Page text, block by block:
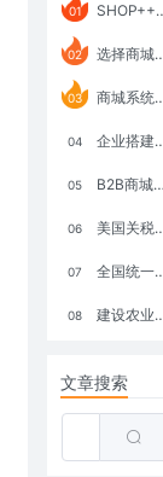
01 SHOP++ B2B2C V9.1 全新发布 新亮点
02 选择商城系统要考虑哪些问题？
03 商城系统如何打通跨境电商模式？
04 企业搭建积分商城系统要注意什么？
05 B2B商城系统搭建：开发语言、功能、优势分析
06 美国关税政策冲击全球电商格局：五大类平台受重创，转型与自救成关键
07 全国统一大市场：电商如何掘金新蓝海？
08 建设农业强国，网上商城来助力！
文章搜索